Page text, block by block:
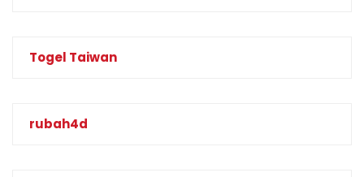
Togel Taiwan
rubah4d